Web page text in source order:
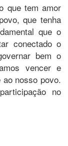
que tem amor
que tenha
que o
conectado o
bem o
vencer e
nosso povo.
no